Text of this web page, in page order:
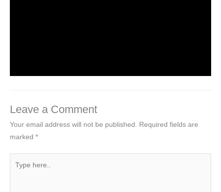
Leave a Comment
Your email address will not be published. Required fields are
marked *